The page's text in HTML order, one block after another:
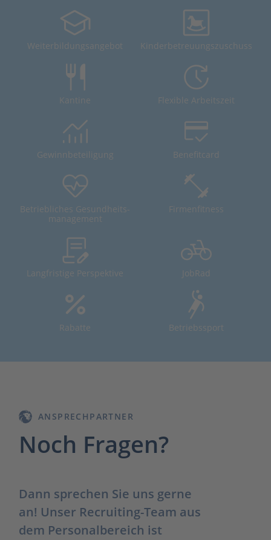
Weiterbildungsangebot Kinderbetreuungszuschuss
Kantine Flexible Arbeitszeit
Gewinnbeteiligung Benefitcard
Betriebliches Gesundheits-
management
Firmenfitness
Langfristige Perspektive JobRad
Rabatte Betriebssport
ANSPRECHPARTNER
Noch Fragen?
Dann sprechen Sie uns gerne
an! Unser Recruiting-Team aus
dem Personalbereich ist